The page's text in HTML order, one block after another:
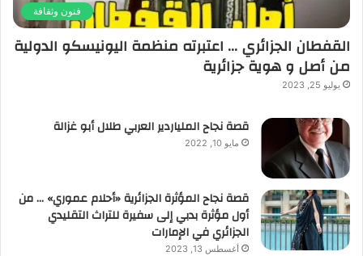
فنون وثقافة
القفطان الجزائري … اعتبرته منظمة اليونيسكو الدولية
من أصل و هوية جزائرية
يوليو 25, 2023
قصة نجاح الملياردير العربي طلال أبو غزالة
مايو 10, 2022
قصة نجاح المؤثرة الجزائرية «أحلام عموري» … من
أول مؤثرة بدبي إلى سفيرة للتراث التقليدي
الجزائري في الإمارات
أغسطس 13, 2023